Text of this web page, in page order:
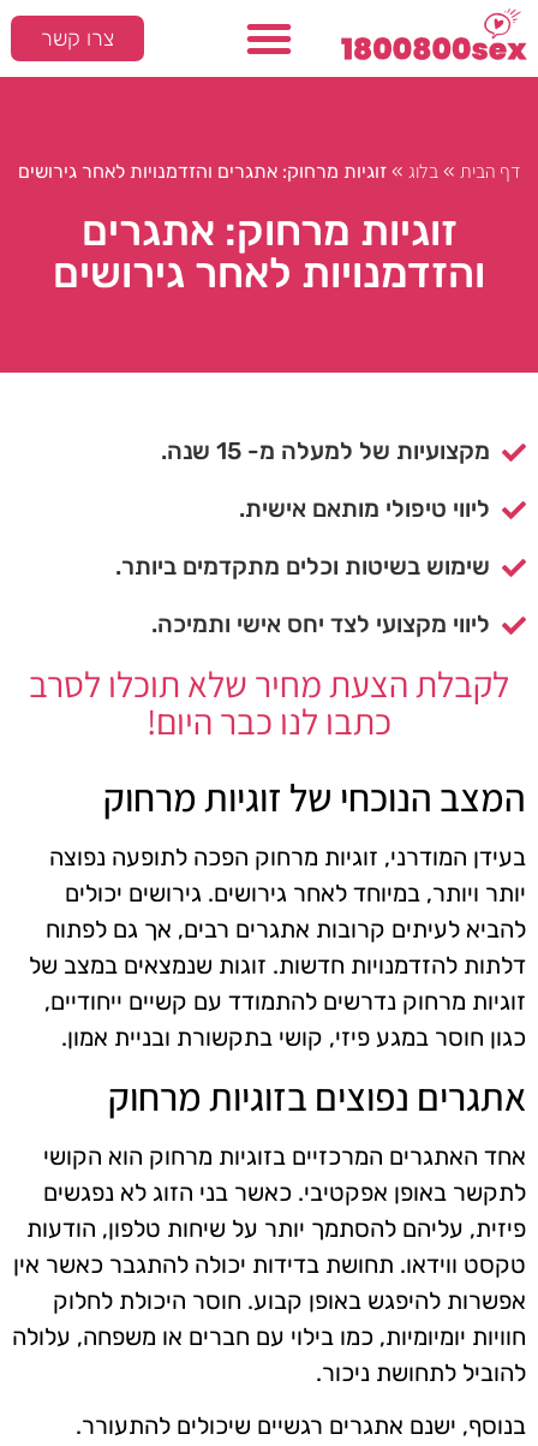
צרו קשר
דף הבית »בלוג »זוגיות מרחוק: אתגרים והזדמנויות לאחר גירושים
זוגיות מרחוק: אתגרים
והזדמנויות לאחר גירושים
מקצועיות של למעלה מ- 15 שנה.
ליווי טיפולי מותאם אישית.
שימוש בשיטות וכלים מתקדמים ביותר.
ליווי מקצועי לצד יחס אישי ותמיכה.
לקבלת הצעת מחיר שלא תוכלו לסרב
כתבו לנו כבר היום!
המצב הנוכחי של זוגיות מרחוק
בעידן המודרני, זוגיות מרחוק הפכה לתופעה נפוצה
יותר ויותר, במיוחד לאחר גירושים. גירושים יכולים
להביא לעיתים קרובות אתגרים רבים, אך גם לפתוח
דלתות להזדמנויות חדשות. זוגות שנמצאים במצב של
זוגיות מרחוק נדרשים להתמודד עם קשיים ייחודיים,
כגון חוסר במגע פיזי, קושי בתקשורת ובניית אמון.
אתגרים נפוצים בזוגיות מרחוק
אחד האתגרים המרכזיים בזוגיות מרחוק הוא הקושי
לתקשר באופן אפקטיבי. כאשר בני הזוג לא נפגשים
פיזית, עליהם להסתמך יותר על שיחות טלפון, הודעות
טקסט ווידאו. תחושת בדידות יכולה להתגבר כאשר אין
אפשרות להיפגש באופן קבוע. חוסר היכולת לחלוק
חוויות יומיומיות, כמו בילוי עם חברים או משפחה, עלולה
להוביל לתחושת ניכור.
בנוסף, ישנם אתגרים רגשיים שיכולים להתעורר.